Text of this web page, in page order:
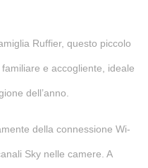
Ruffier, questo piccolo
e accogliente, ideale
dell’anno.
della connessione Wi-
Sky nelle camere. A